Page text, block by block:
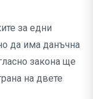
за едни
да има данъчна
закона ще
на двете